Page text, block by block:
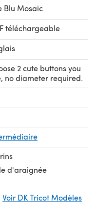
Blu Mosaic
téléchargeable
2 cute buttons you
no diameter required.
d'araignée
Voir DK Tricot Modèles